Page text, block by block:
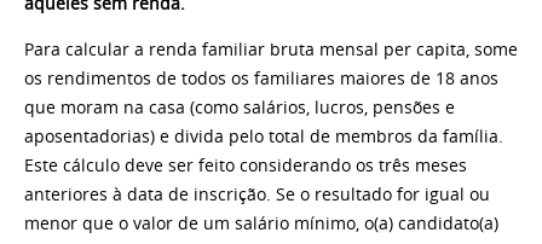
Para calcular a renda familiar bruta mensal per capita, some
os rendimentos de todos os familiares maiores de 18 anos
que moram na casa (como salários, lucros, pensões e
aposentadorias) e divida pelo total de membros da família.
Este cálculo deve ser feito considerando os três meses
anteriores à data de inscrição. Se o resultado for igual ou
menor que o valor de um salário mínimo, o(a) candidato(a)